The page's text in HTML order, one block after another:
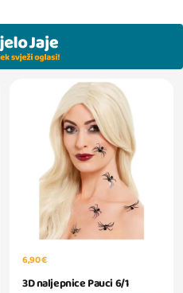
6,90 €
3D naljepnice Pauci 6/1